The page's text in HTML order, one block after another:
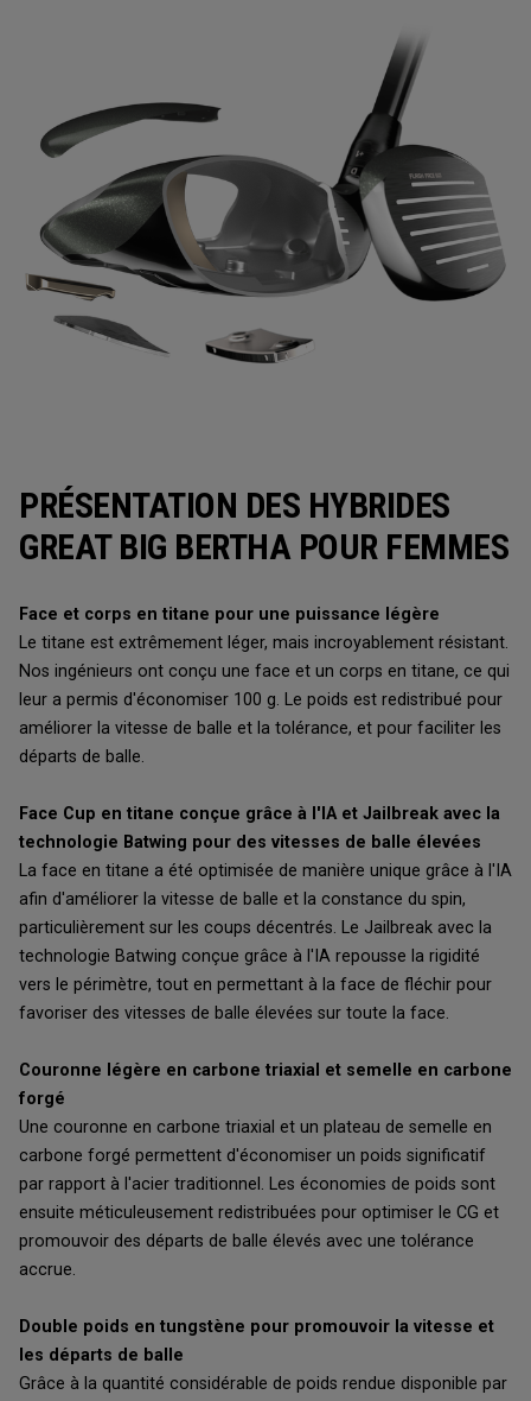
PRÉSENTATION DES HYBRIDES
GREAT BIG BERTHA POUR FEMMES
Face et corps en titane pour une puissance légère
Le titane est extrêmement léger, mais incroyablement résistant.
Nos ingénieurs ont conçu une face et un corps en titane, ce qui
leur a permis d'économiser 100 g. Le poids est redistribué pour
améliorer la vitesse de balle et la tolérance, et pour faciliter les
départs de balle.
Face Cup en titane conçue grâce à l'IA et Jailbreak avec la
technologie Batwing pour des vitesses de balle élevées
La face en titane a été optimisée de manière unique grâce à l'IA
afin d'améliorer la vitesse de balle et la constance du spin,
particulièrement sur les coups décentrés. Le Jailbreak avec la
technologie Batwing conçue grâce à l'IA repousse la rigidité
vers le périmètre, tout en permettant à la face de fléchir pour
favoriser des vitesses de balle élevées sur toute la face.
Couronne légère en carbone triaxial et semelle en carbone
forgé
Une couronne en carbone triaxial et un plateau de semelle en
carbone forgé permettent d'économiser un poids significatif
par rapport à l'acier traditionnel. Les économies de poids sont
ensuite méticuleusement redistribuées pour optimiser le CG et
promouvoir des départs de balle élevés avec une tolérance
accrue.
Double poids en tungstène pour promouvoir la vitesse et
les départs de balle
Grâce à la quantité considérable de poids rendue disponible par